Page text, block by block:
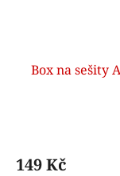
Box na sešity
149 Kč